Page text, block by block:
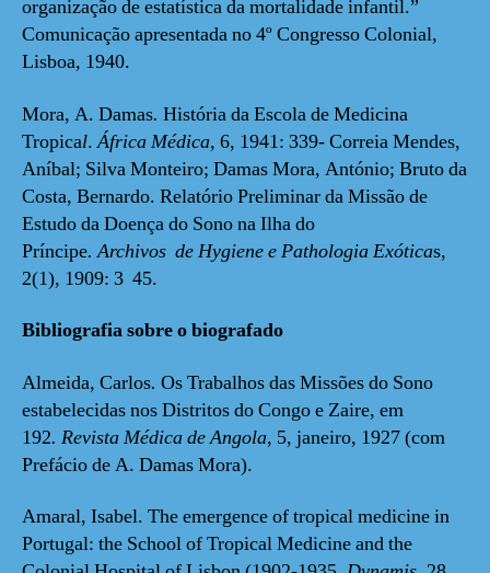
organização de estatística da mortalidade infantil.”
Comunicação apresentada no 4º Congresso Colonial,
Lisboa, 1940.
Mora, A. Damas. História da Escola de Medicina
Tropical.África Médica, 6, 1941: 339- Correia Mendes,
Aníbal; Silva Monteiro; Damas Mora, António; Bruto da
Costa, Bernardo. Relatório Preliminar da Missão de
Estudo da Doença do Sono na Ilha do
Príncipe. Archivos de Hygiene e Pathologia Exóticas,
2(1), 1909: 3 45.
Bibliografia sobre o biografado
Almeida, Carlos. Os Trabalhos das Missões do Sono
estabelecidas nos Distritos do Congo e Zaire, em
192. Revista Médica de Angola, 5, janeiro, 1927 (com
Prefácio de A. Damas Mora).
Amaral, Isabel. The emergence of tropical medicine in
Portugal: the School of Tropical Medicine and the